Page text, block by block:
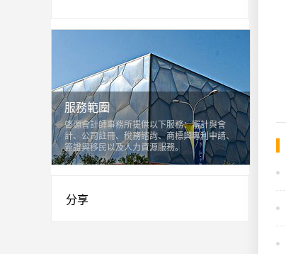
服務範圍
啓源會計師事務所提供以下服務：審計與會
計、公司註冊、稅務諮詢、商標與專利申請、
簽證與移民以及人力資源服務。
分享